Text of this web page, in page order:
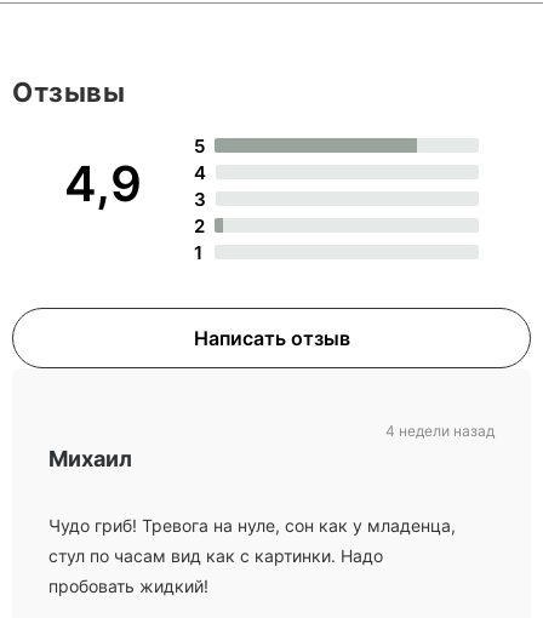
4,9
5
4
3
2
1
Написать отзыв
Отзывы
Михаил
Чудо гриб! Тревога на нуле, сон как у младенца,
стул по часам вид как с картинки. Надо
пробовать жидкий!
4 недели назад